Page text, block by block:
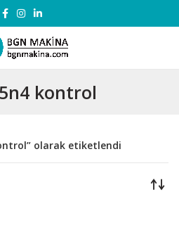
kontrol
olarak etiketlendi